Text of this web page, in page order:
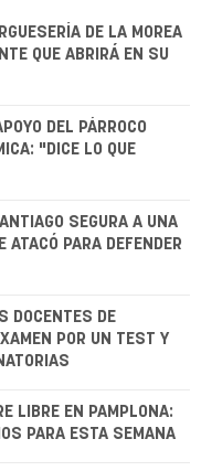
DE LA MOREA
QUE ABRIRÁ EN SU
DEL PÁRROCO
"DICE LO QUE
SEGURA A UNA
ATACÓ PARA DEFENDER
DOCENTES DE
POR UN TEST Y
LIBRE EN PAMPLONA:
PARA ESTA SEMANA